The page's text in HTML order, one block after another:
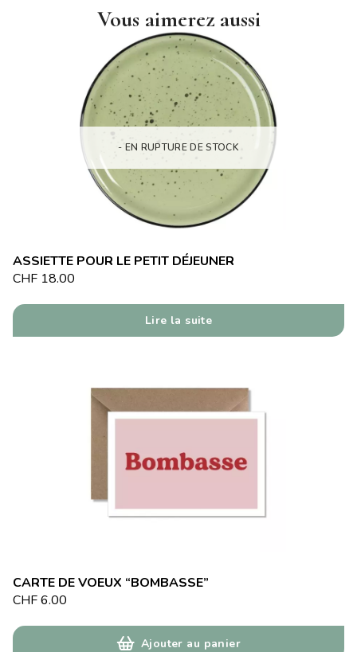
Vous aimerez aussi
- EN RUPTURE DE STOCK
ASSIETTE POUR LE PETIT DÉJEUNER
CHF 18.00
Lire la suite
CARTE DE VOEUX “BOMBASSE”
CHF6.00
Ajouter au panier